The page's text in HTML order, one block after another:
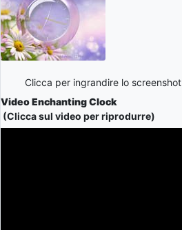
Clicca per ingrandire lo screenshot
Video Enchanting Clock
(Clicca sul video per riprodurre)